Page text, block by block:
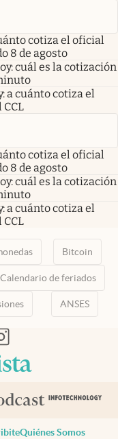
cotiza el oficial
8 de agosto
cuál es la cotización
a cuánto cotiza el
CCL
cotiza el oficial
8 de agosto
cuál es la cotización
a cuánto cotiza el
CCL
Bitcoin
Calendario de feriados
ANSES
pestaña
nueva pestaña
en nueva pestaña
abre en nueva pestaña
Quiénes Somos